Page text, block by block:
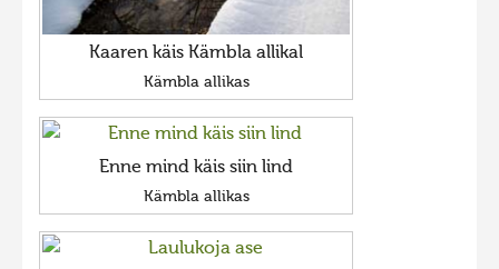
Kaaren käis Kämbla allikal
Kämbla allikas
Enne mind käis siin lind
Kämbla allikas